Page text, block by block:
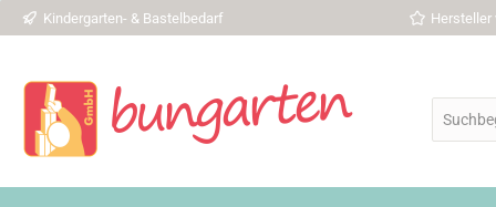
Hauptinhalt springen
Zur Suche springen
Zur Hauptnavigation springen
Kindergarten- & Bastelbedarf